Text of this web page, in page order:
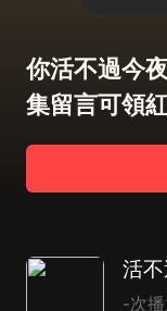
你活不過今
集留言可領
活
-次